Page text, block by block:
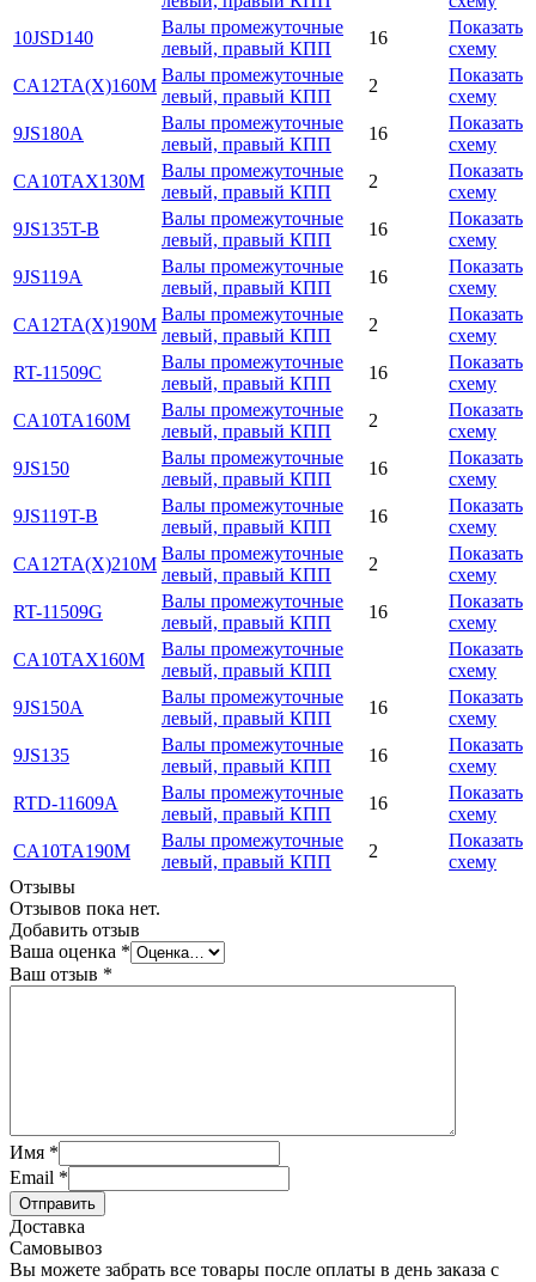
10JSD140
Валы промежуточные
левый, правый КПП
16
Показать
схему
CA12TA(X)160M
Валы промежуточные
левый, правый КПП
2
Показать
схему
9JS180A
Валы промежуточные
левый, правый КПП
16
Показать
схему
CA10TAX130M
Валы промежуточные
левый, правый КПП
2
Показать
схему
9JS135T-B
Валы промежуточные
левый, правый КПП
16
Показать
схему
9JS119A
Валы промежуточные
левый, правый КПП
16
Показать
схему
CA12TA(X)190M
Валы промежуточные
левый, правый КПП
2
Показать
схему
RT-11509C
Валы промежуточные
левый, правый КПП
16
Показать
схему
CA10TA160M
Валы промежуточные
левый, правый КПП
2
Показать
схему
9JS150
Валы промежуточные
левый, правый КПП
16
Показать
схему
9JS119T-B
Валы промежуточные
левый, правый КПП
16
Показать
схему
CA12TA(X)210M
Валы промежуточные
левый, правый КПП
2
Показать
схему
RT-11509G
Валы промежуточные
левый, правый КПП
16
Показать
схему
CA10TAX160M
Валы промежуточные
левый, правый КПП
Показать
схему
9JS150A
Валы промежуточные
левый, правый КПП
16
Показать
схему
9JS135
Валы промежуточные
левый, правый КПП
16
Показать
схему
RTD-11609A
Валы промежуточные
левый, правый КПП
16
Показать
схему
CA10TA190M
Валы промежуточные
левый, правый КПП
2
Показать
схему
Отзывы
Отзывов пока нет.
Добавить отзыв
Ваша оценка *
Ваш отзыв *
Имя *
Email *
Отправить
Доставка
Самовывоз
Вы можете забрать все товары после оплаты в день заказа с